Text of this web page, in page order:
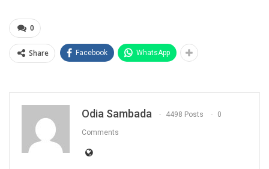
0
Share Facebook WhatsApp
Odia Sambada 4498 Posts 0
Comments